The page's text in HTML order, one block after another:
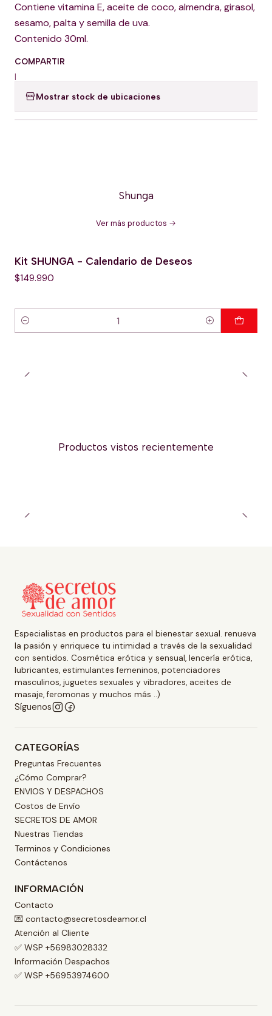
Contiene vitamina E, aceite de coco, almendra, girasol,
sesamo, palta y semilla de uva.
Contenido 30ml.
COMPARTIR
|
Mostrar stock de ubicaciones
Shunga
Ver más productos
Kit SHUNGA - Calendario de Deseos
$149.990
Cantidad
Productos vistos recientemente
Especialistas en productos para el bienestar sexual. renueva
la pasión y enriquece tu intimidad a través de la sexualidad
con sentidos. Cosmética erótica y sensual, lencería erótica,
lubricantes, estimulantes femeninos, potenciadores
masculinos, juguetes sexuales y vibradores, aceites de
masaje, feromonas y muchos más ..)
Síguenos
CATEGORÍAS
Preguntas Frecuentes
¿Cómo Comprar?
ENVIOS Y DESPACHOS
Costos de Envío
SECRETOS DE AMOR
Nuestras Tiendas
Terminos y Condiciones
Contáctenos
INFORMACIÓN
Contacto
💌 contacto@secretosdeamor.cl
Atención al Cliente
✅ WSP +56983028332
Información Despachos
✅ WSP +56953974600